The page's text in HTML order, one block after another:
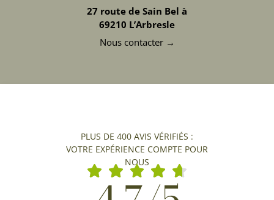
27 route de Sain Bel à
69210 L’Arbresle
Nous contacter →
PLUS DE 400 AVIS VÉRIFIÉS :
VOTRE EXPÉRIENCE COMPTE POUR
NOUS